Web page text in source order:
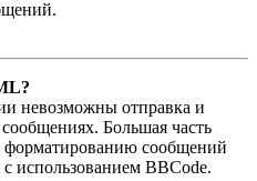
невозможны отправка и
Большая часть
сообщений
использованием BBCode.